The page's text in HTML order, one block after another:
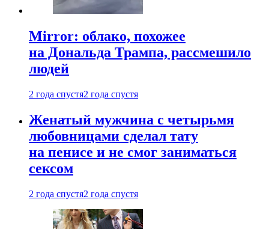
Mirror: облако, похожее
на Дональда Трампа, рассмешило
людей
2 года спустя2 года спустя
Женатый мужчина с четырьмя
любовницами сделал тату
на пенисе и не смог заниматься
сексом
2 года спустя2 года спустя